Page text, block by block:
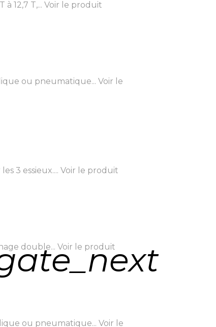
12,7 T,... Voir le produit
ou pneumatique... Voir le
3 essieux.... Voir le produit
double... Voir le produit
ou pneumatique... Voir le